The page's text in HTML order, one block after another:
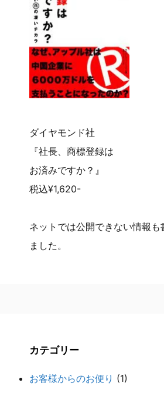
ダイヤモンド社
『社長、商標登録は
お済みですか？』
税込¥1,620-
ネットでは公開できない情報も
ました。
カテゴリー
お客様からのお便り (1)